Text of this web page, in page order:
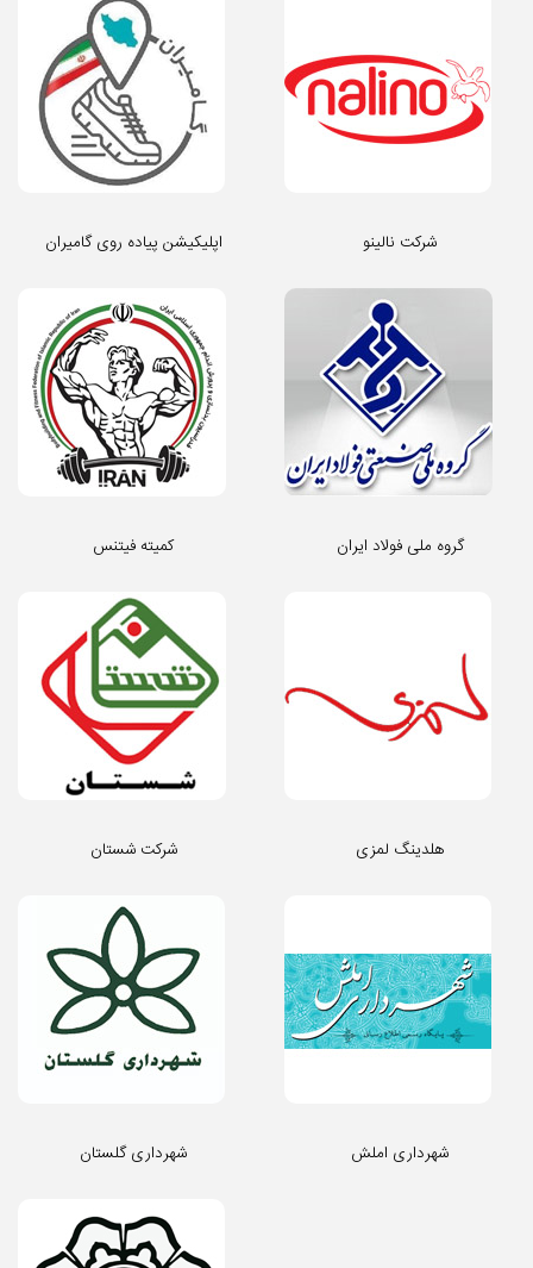
اپلیکیشن پیاده روی گامیران شرکت نالینو
کمیته فیتنس گروه ملی فولاد ایران
شرکت شستان هلدینگ لمزی
شهرداری گلستان شهرداری املش